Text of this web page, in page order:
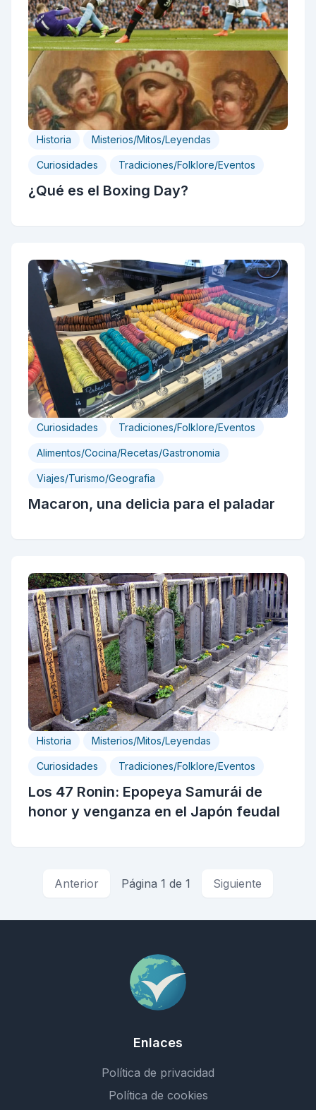
Historia Misterios/Mitos/Leyendas
Curiosidades Tradiciones/Folklore/Eventos
¿Qué es el Boxing Day?
Curiosidades Tradiciones/Folklore/Eventos
Alimentos/Cocina/Recetas/Gastronomia
Viajes/Turismo/Geografia
Macaron, una delicia para el paladar
Historia Misterios/Mitos/Leyendas
Curiosidades Tradiciones/Folklore/Eventos
Los 47 Ronin: Epopeya Samurái de
honor y venganza en el Japón feudal
Anterior Página 1 de 1 Siguiente
Enlaces
Política de privacidad
Política de cookies